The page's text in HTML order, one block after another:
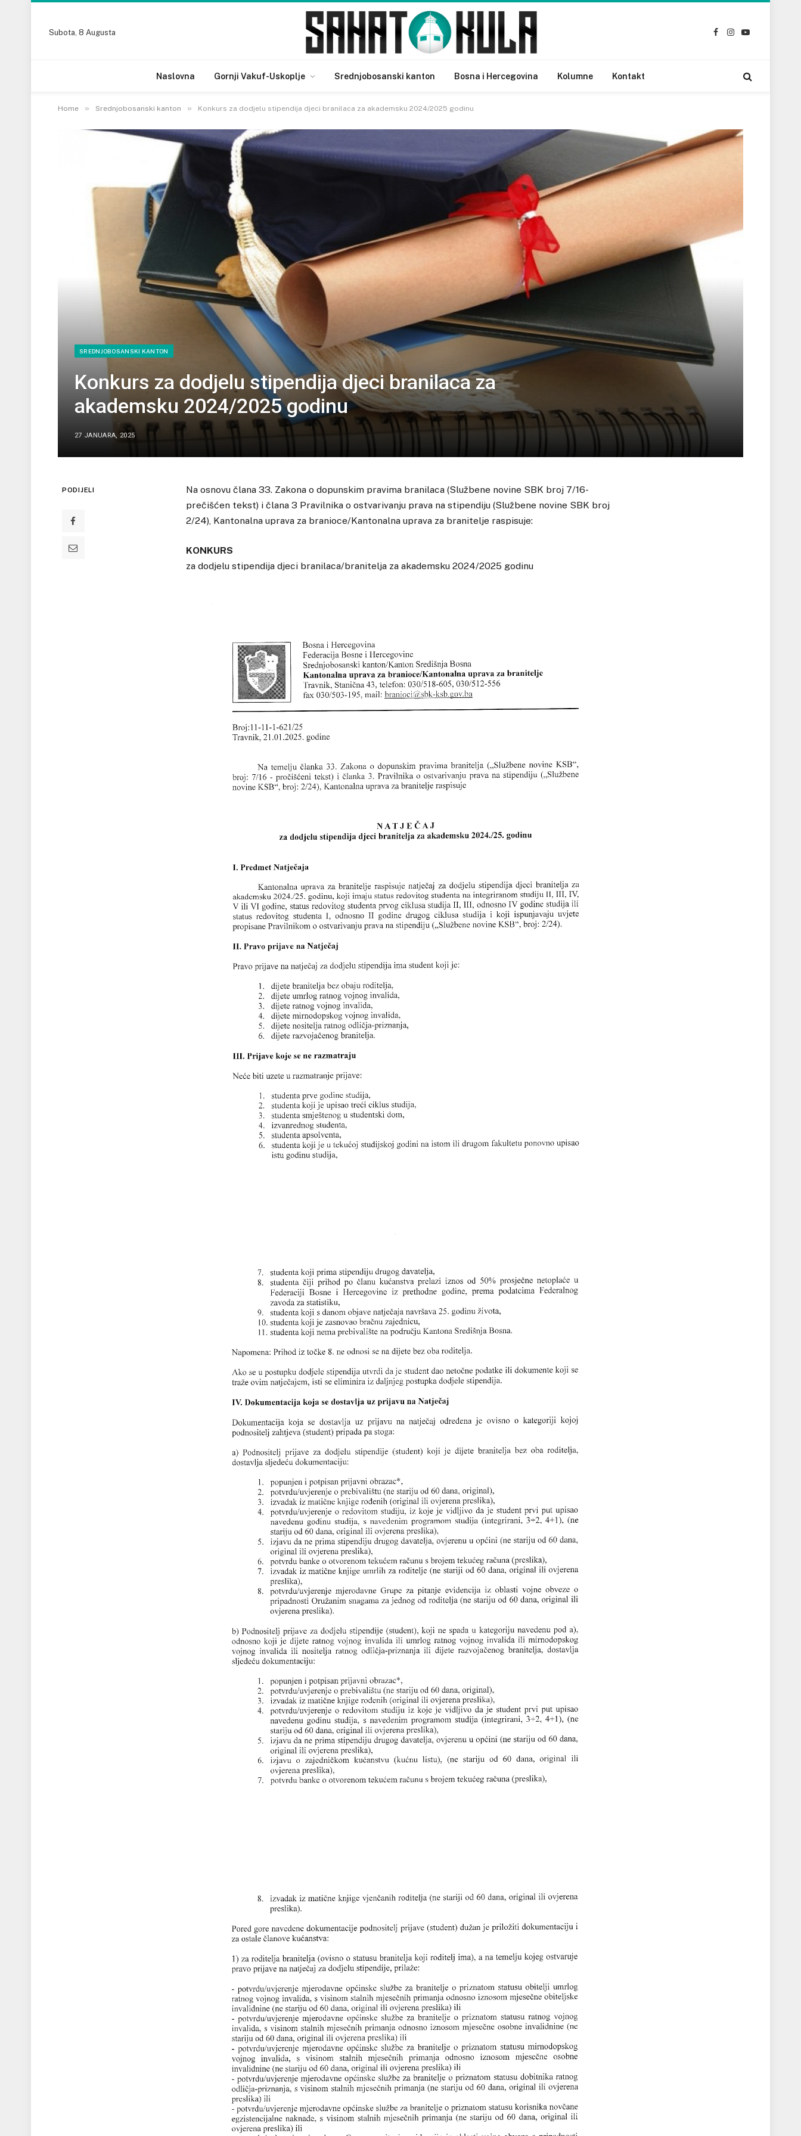
Subota, 8 Augusta
Facebook
Instagram
YouTube
Naslovna Gornji Vakuf-Uskoplje Srednjobosanski kanton Bosna i Hercegovina Kolumne Kontakt
Home » Srednjobosanski kanton » Konkurs za dodjelu stipendija djeci branilaca za akademsku 2024/2025 godinu
SREDNJOBOSANSKI KANTON
Konkurs za dodjelu stipendija djeci branilaca za
akademsku 2024/2025 godinu
27 JANUARA, 2025
PODIJELI
Na osnovu člana 33. Zakona o dopunskim pravima branilaca (Službene novine SBK broj 7/16-
prečišćen tekst) i člana 3 Pravilnika o ostvarivanju prava na stipendiju (Službene novine SBK broj
2/24), Kantonalna uprava za branioce/Kantonalna uprava za branitelje raspisuje:
KONKURS
za dodjelu stipendija djeci branilaca/branitelja za akademsku 2024/2025 godinu